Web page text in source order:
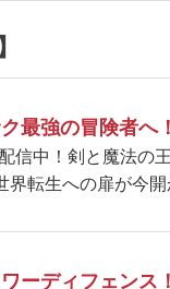
ク最強の冒険者へ
信中！剣と魔法の
界転生への扉が今開
ワーディフェンス